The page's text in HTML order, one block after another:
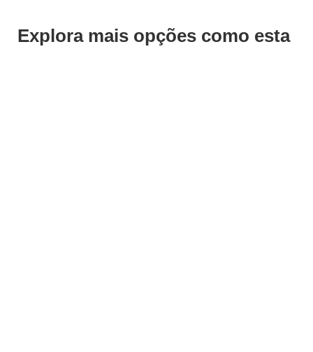
Explora mais opções como esta